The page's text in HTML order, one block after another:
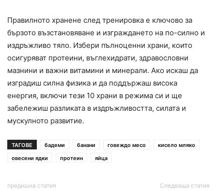
Правилното хранене след тренировка е ключово за
бързото възстановяване и изграждането на по-силно и
издръжливо тяло. Избери пълноценни храни, които
осигуряват протеини, въглехидрати, здравословни
мазнини и важни витамини и минерали. Ако искаш да
изградиш силна физика и да поддържаш висока
енергия, включи тези 10 храни в режима си и ще
забележиш разликата в издръжливостта, силата и
мускулното развитие.
ТАГОВЕ бадеми банани говеждо месо
кисело мляко
овесени ядки
протеин яйца
предишна статия Следваща статия